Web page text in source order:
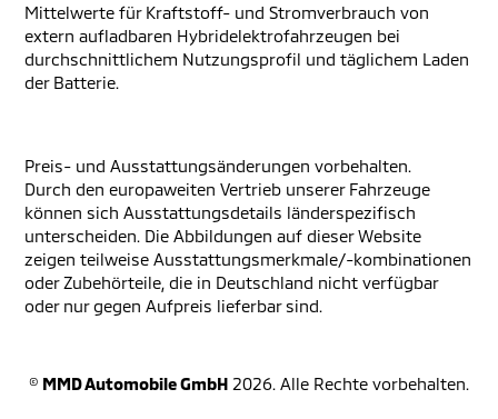
Mittelwerte für Kraftstoff- und Stromverbrauch von
extern aufladbaren Hybridelektrofahrzeugen bei
durchschnittlichem Nutzungsprofil und täglichem Laden
der Batterie.
Preis- und Ausstattungsänderungen vorbehalten.
Durch den europaweiten Vertrieb unserer Fahrzeuge
können sich Ausstattungsdetails länderspezifisch
unterscheiden. Die Abbildungen auf dieser Website
zeigen teilweise Ausstattungsmerkmale/-kombinationen
oder Zubehörteile, die in Deutschland nicht verfügbar
oder nur gegen Aufpreis lieferbar sind.
© MMD Automobile GmbH 2026. Alle Rechte vorbehalten.